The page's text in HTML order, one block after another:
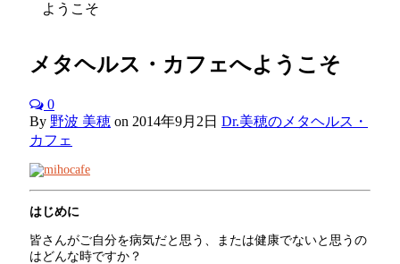
ようこそ
メタヘルス・カフェへようこそ
0
By 野波 美穂 on 2014年9月2日 Dr.美穂のメタヘルス・
カフェ
はじめに
皆さんがご自分を病気だと思う、または健康でないと思うの
はどんな時ですか？